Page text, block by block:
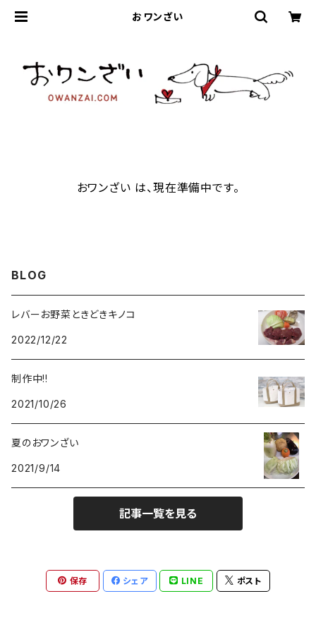
おワンざい
おワンざい は、現在準備中です。
BLOG
レバーお野菜ときどきキノコ
2022/12/22
制作中!!
2021/10/26
夏のおワンざい
2021/9/14
記事一覧を見る
保存 シェア LINE ポスト